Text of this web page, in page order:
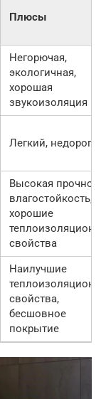
Плюсы
Негорючая,
экологичная,
хорошая
звукоизоляция
Легкий, недорогой
Высокая
влагостойкость,
хорошие
свойства
Наилучшие
свойства,
бесшовное
покрытие